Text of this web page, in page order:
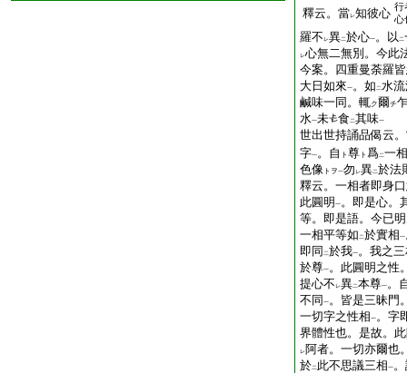
釋云。當レ知彼心 行
心
羅不 レ異二於心一。以 二
レ心無二無別。今此
今案。四重曼荼羅
大日如來一。如 二水
鹹味一同。輒ク爾チ
水一未 食二其味一
世出世持誦品偈云
字一。自 ト 尊 ト 爲二一相
色像 トヲ一勿 レ異二於法
釋云。一相者即身
此圓明 一。即是心。
等。即是語。今已
一相平等如 二於實相一
即同 二於我一。我之
於尊一。此圓明之性
提心不 レ異二本尊一。
不同 一。皆是三昧門
一切字之性相一。字
界體性也。是故。
レ阿者。一切亦爾也
於二 此不思議三相一